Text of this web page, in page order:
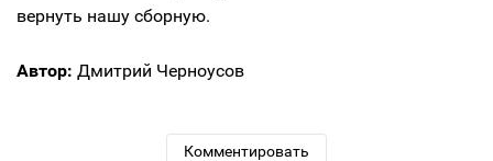
вернуть нашу сборную.
Автор: Дмитрий Черноусов
Комментировать